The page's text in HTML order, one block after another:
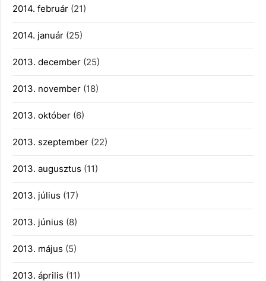
2014. február (21)
2014. január (25)
2013. december (25)
2013. november (18)
2013. október (6)
2013. szeptember (22)
2013. augusztus (11)
2013. július (17)
2013. június (8)
2013. május (5)
2013. április (11)